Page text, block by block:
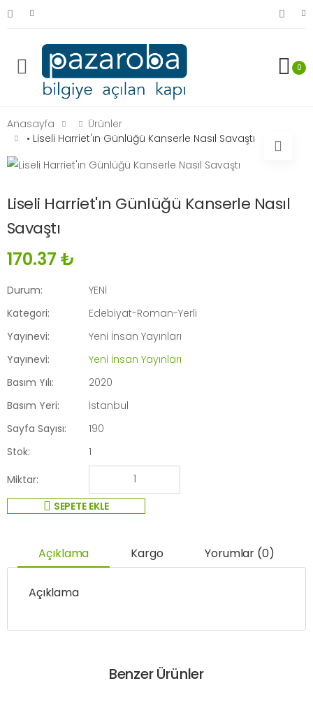
0
Anasayfa
Ürünler
• Liseli Harriet'ın Günlüğü Kanserle Nasıl Savaştı
Liseli Harriet'ın Günlüğü Kanserle Nasıl
Savaştı
170.37 ₺
Durum:
YENİ
Kategori:
Edebiyat-Roman-Yerli
Yayınevi:
Yeni İnsan Yayınları
Yayınevi:
Yeni İnsan Yayınları
Basım Yılı:
2020
Basım Yeri:
İstanbul
Sayfa Sayısı:
190
Stok:
1
Miktar:
SEPETE EKLE
Açıklama Kargo Yorumlar (0)
Açıklama
Benzer Ürünler